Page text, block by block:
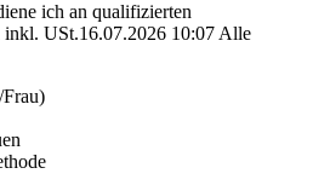
ich an qualifizierten
inkl. USt.16.07.2026 10:07 Alle